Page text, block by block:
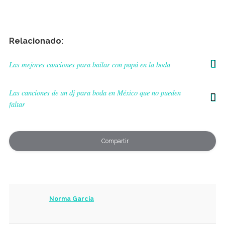
Relacionado:
Las mejores canciones para bailar con papá en la boda
Las canciones de un dj para boda en México que no pueden
faltar
Compartir
Norma García